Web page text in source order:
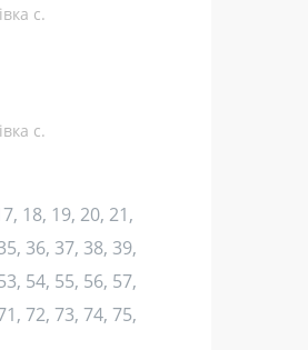
с.
с.
18, 19, 20, 21,
36, 37, 38, 39,
54, 55, 56, 57,
72, 73, 74, 75,